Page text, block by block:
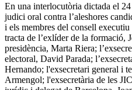
En una interlocutòria dictada el
judici oral contra l’aleshores
i els membres del consell
tracta de l’exlíder de la formació,
presidència, Marta Riera;
electoral, David Parada;
Hernando; l'exsecretari general i
Armengol; l'exsecretària de les